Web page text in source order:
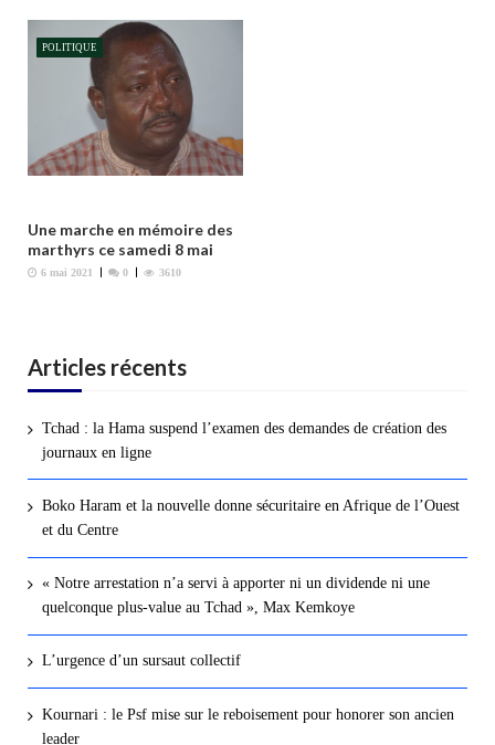
POLITIQUE
Une marche en mémoire des
marthyrs ce samedi 8 mai
6 mai 2021 0 3610
Articles récents
Tchad : la Hama suspend l’examen des demandes de création des
journaux en ligne
Boko Haram et la nouvelle donne sécuritaire en Afrique de l’Ouest
et du Centre
« Notre arrestation n’a servi à apporter ni un dividende ni une
quelconque plus-value au Tchad », Max Kemkoye
L’urgence d’un sursaut collectif
Kournari : le Psf mise sur le reboisement pour honorer son ancien
leader